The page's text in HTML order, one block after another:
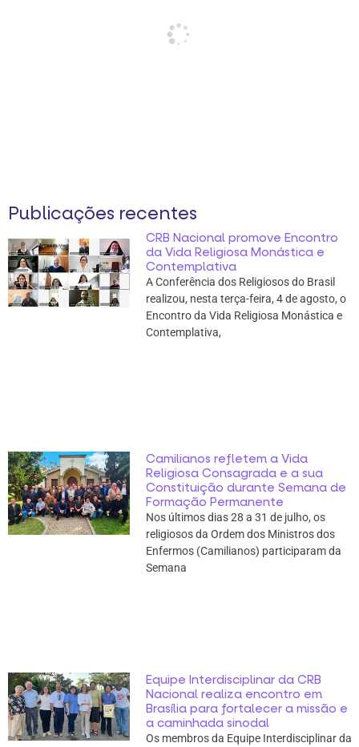
Publicações recentes
CRB Nacional promove Encontro
da Vida Religiosa Monástica e
Contemplativa
A Conferência dos Religiosos do Brasil
realizou, nesta terça-feira, 4 de agosto, o
Encontro da Vida Religiosa Monástica e
Contemplativa,
Camilianos refletem a Vida
Religiosa Consagrada e a sua
Constituição durante Semana de
Formação Permanente
Nos últimos dias 28 a 31 de julho, os
religiosos da Ordem dos Ministros dos
Enfermos (Camilianos) participaram da
Semana
Equipe Interdisciplinar da CRB
Nacional realiza encontro em
Brasília para fortalecer a missão e
a caminhada sinodal
Os membros da Equipe Interdisciplinar da